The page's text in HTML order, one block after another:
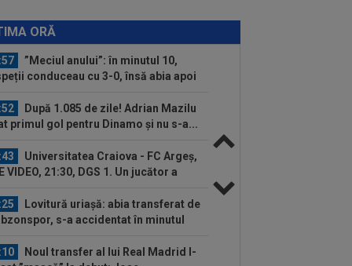
ORĂ
Ce obiective a setat Cristi Chivu la
”Meciul anului”: în minutul 10,
conduceau cu 3-0, însă abia apoi
După 1.085 de zile! Adrian Mazilu
primul gol pentru Dinamo și nu s-a...
Universitatea Craiova - FC Argeș,
VIDEO, 21:30, DGS 1. Un jucător a
Lovitură uriașă: abia transferat de
s-a accidentat în minutul
Noul transfer al lui Real Madrid l-